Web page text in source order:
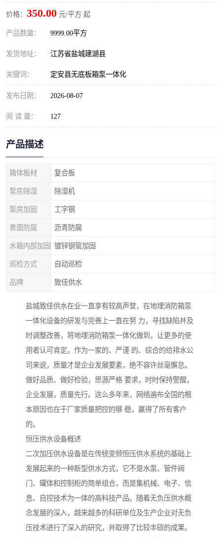
价格： 350.00 元/平方 起
产品数量： 9999.00平方
发货地址： 江苏省盐城建湖县
关键词： 定安县无底板箱泵一体化
发布日期： 2026-08-07
阅 读 量： 127
产品描述
箱体板材 复合板
泵房除湿 除湿机
泵房加固 工字钢
表面防腐 沥青防腐
水箱内部加固 镀锌钢管加固
巡检方式 自动巡检
品牌 致佳供水
盐城致佳供水在业一直享有较高声誉，在地埋消防箱泵
一体化设备的研发与完善上一直在努 力，寻找缺陷并及
时调整改善，将地埋消防箱泵一体化做到，让更多的使
用者认可肯定。作为一家的、严谨 的、综合的给排水公
司来说，质量才是企业发展要素，绝不容许丝毫懈怠。
做好品质、做好检验，思源严格 要求，时时保持警醒，
企业发展，质量先行。这么多年来，网络遍布全国的根
本原因也在于厂家质量把控的够 稳，赢得了所有客户
的。
恒压供水设备概述
二次加压供水设备是在传统变频恒压供水系统的基础上
发展起来的一种新型供水方式，它不是水泵、管件阀
门、罐体和控制柜的简单组合，而是集机械、电子、信
息、自控技术为一体的高科技产品。随着无负压供水概
念发展的深入，越来越多的科研单位及生产企业对无负
压技术进行了深入的研究，并取得了比较丰硕的成果。